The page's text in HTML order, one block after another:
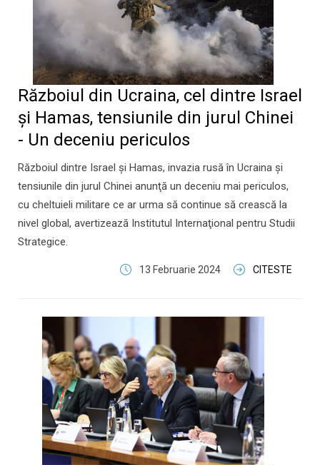
Războiul din Ucraina, cel dintre Israel
şi Hamas, tensiunile din jurul Chinei
- Un deceniu periculos
Războiul dintre Israel şi Hamas, invazia rusă în Ucraina şi
tensiunile din jurul Chinei anunţă un deceniu mai periculos,
cu cheltuieli militare ce ar urma să continue să crească la
nivel global, avertizează Institutul Internaţional pentru Studii
Strategice.
13 Februarie 2024 CITESTE